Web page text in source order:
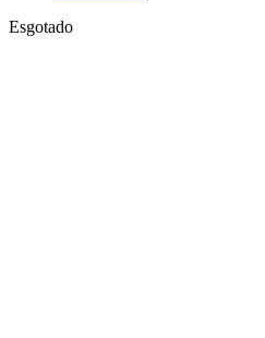
Esgotado